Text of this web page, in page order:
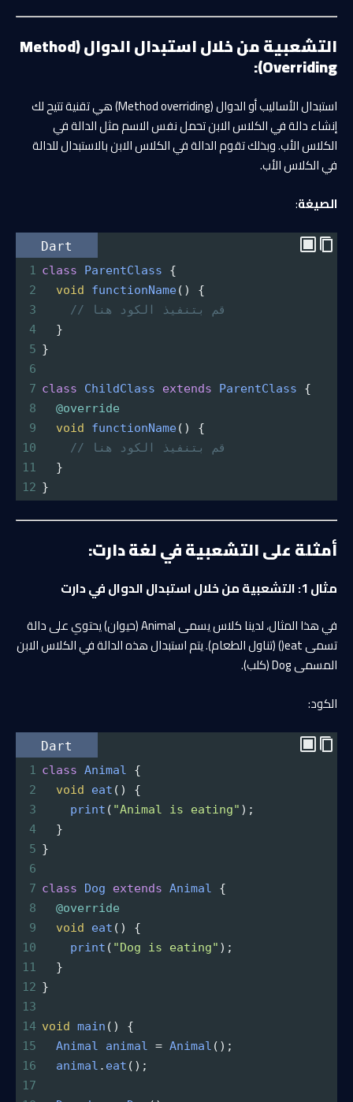
التشعبية من خلال استبدال الدوال (Method
Overriding):
استبدال الأساليب أو الدوال (Method overriding) هي تقنية تتيح لك
إنشاء دالة في الكلاس الابن تحمل نفس الاسم مثل الدالة في
الكلاس الأب. وبذلك تقوم الدالة في الكلاس الابن بالاستبدال للدالة
في الكلاس الأب.
الصيغة:
Dart
1 class ParentClass {
2
void functionName() {
3
// قم بتنفيذ الكود هنا
4
  }
5 }
6
7 class ChildClass extends ParentClass {
8
@override
9
void functionName() {
10
// قم بتنفيذ الكود هنا
11
  }
12 }
أمثلة على التشعبية في لغة دارت:
مثال 1: التشعبية من خلال استبدال الدوال في دارت
في هذا المثال، لدينا كلاس يسمى Animal (حيوان) يحتوي على دالة
تسمى eat() (تناول الطعام). يتم استبدال هذه الدالة في الكلاس الابن
المسمى Dog (كلب).
الكود:
Dart
1 class Animal {
2
void eat () {
3
print ( "Animal is eating" );
4
  }
5 }
6
7 class Dog extends Animal {
8
@override
9
void eat () {
10
print ( "Dog is eating" );
11
  }
12 }
13
14 void main () {
15
Animal animal = Animal ();
16
animal . eat ();
17